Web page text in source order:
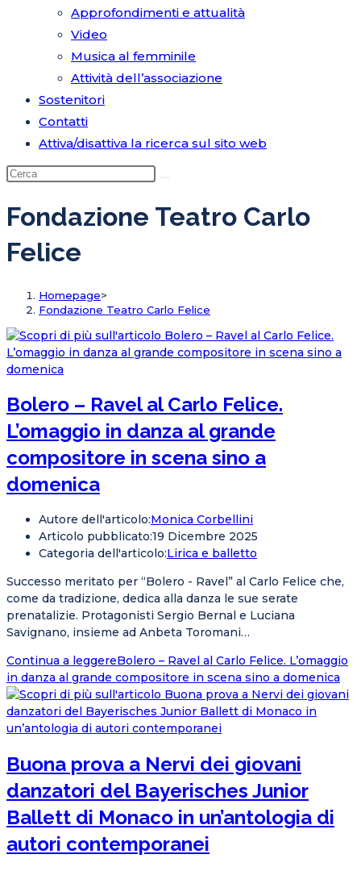
Approfondimenti e attualità
Video
Musica al femminile
Attività dell’associazione
Sostenitori
Contatti
Attiva/disattiva la ricerca sul sito web
Fondazione Teatro Carlo
Felice
Homepage>
Fondazione Teatro Carlo Felice
Bolero – Ravel al Carlo Felice.
L’omaggio in danza al grande
compositore in scena sino a
domenica
Autore dell'articolo:Monica Corbellini
Articolo pubblicato:19 Dicembre 2025
Categoria dell'articolo:Lirica e balletto
Successo meritato per “Bolero - Ravel” al Carlo Felice che,
come da tradizione, dedica alla danza le sue serate
prenatalizie. Protagonisti Sergio Bernal e Luciana
Savignano, insieme ad Anbeta Toromani…
Continua a leggereBolero – Ravel al Carlo Felice. L’omaggio
in danza al grande compositore in scena sino a domenica
Buona prova a Nervi dei giovani
danzatori del Bayerisches Junior
Ballett di Monaco in un’antologia di
autori contemporanei